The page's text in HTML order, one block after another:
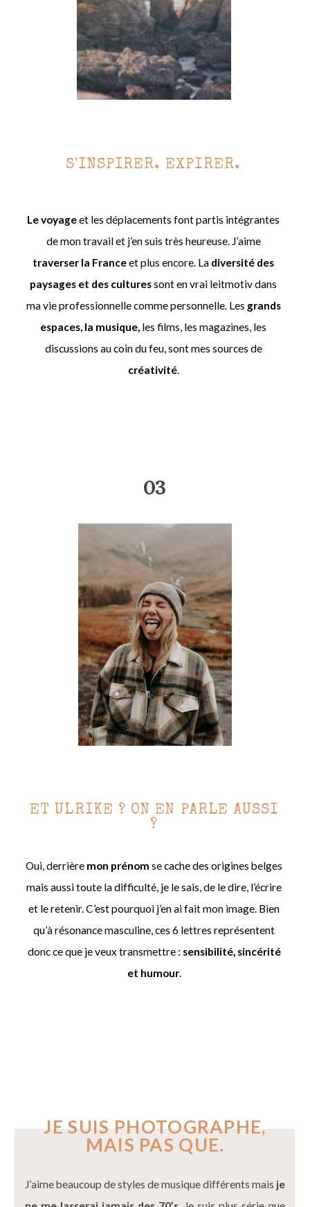
S'INSPIRER. EXPIRER.
Le voyageet les déplacements font partis intégrantes
de mon travail et j’en suis très heureuse. J’aime
traverser la Franceet plus encore. La diversité des
paysages et des culturessont en vrai leitmotiv dans
ma vie professionnelle comme personnelle. Les grands
espaces, la musique, les films, les magazines, les
discussions au coin du feu, sont mes sources de
créativité.
ET ULRIKE ? ON EN PARLE AUSSI
?
Oui, derrière mon prénom se cache des origines belges
mais aussi toute la difficulté, je le sais, de le dire, l’écrire
et le retenir. C’est pourquoi j’en ai fait mon image. Bien
qu’à résonance masculine, ces 6 lettres représentent
donc ce que je veux transmettre : sensibilité, sincérité
et humour.
03
JE SUIS PHOTOGRAPHE,
MAIS PAS QUE.
J’aime beaucoup de styles de musique différents mais je